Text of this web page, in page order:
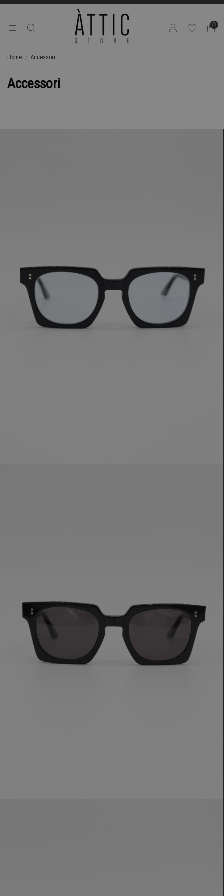
0
Home Accessori
Accessori
OCCHIALE ATTIC
180,00 €
OCCHIALE ATTIC
180,00 €